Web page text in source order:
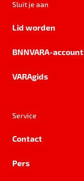
Sluit je aan
Lid worden
BNNVARA-account
VARAgids
Service
Contact
Pers